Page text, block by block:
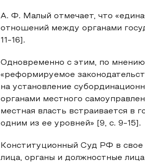
А. Ф. Малый отмечает, что
отношений между органами
11-16].
Одновременно с этим, по
«реформируемое
на установление
органами местного
местная власть встраивается в
одним из ее уровней» [9, с. 9-15].
Конституционный Суд РФ в свое
лица, органы и должностные